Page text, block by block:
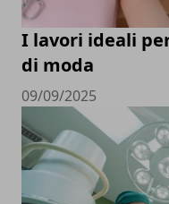
I lavori ideali
di moda
09/09/2025